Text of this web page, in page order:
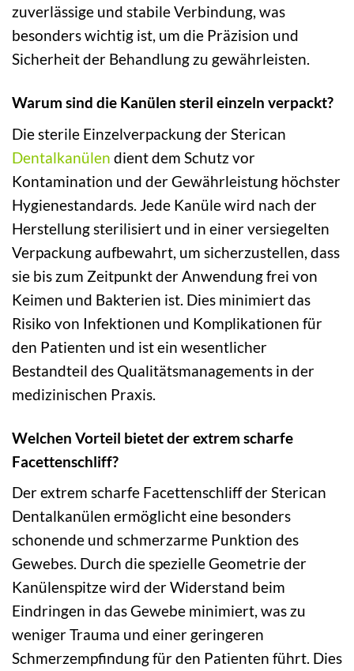
zuverlässige und stabile Verbindung, was
besonders wichtig ist, um die Präzision und
Sicherheit der Behandlung zu gewährleisten.
Warum sind die Kanülen steril einzeln verpackt?
Die sterile Einzelverpackung der Sterican
Dentalkanülen dient dem Schutz vor
Kontamination und der Gewährleistung höchster
Hygienestandards. Jede Kanüle wird nach der
Herstellung sterilisiert und in einer versiegelten
Verpackung aufbewahrt, um sicherzustellen, dass
sie bis zum Zeitpunkt der Anwendung frei von
Keimen und Bakterien ist. Dies minimiert das
Risiko von Infektionen und Komplikationen für
den Patienten und ist ein wesentlicher
Bestandteil des Qualitätsmanagements in der
medizinischen Praxis.
Welchen Vorteil bietet der extrem scharfe
Facettenschliff?
Der extrem scharfe Facettenschliff der Sterican
Dentalkanülen ermöglicht eine besonders
schonende und schmerzarme Punktion des
Gewebes. Durch die spezielle Geometrie der
Kanülenspitze wird der Widerstand beim
Eindringen in das Gewebe minimiert, was zu
weniger Trauma und einer geringeren
Schmerzempfindung für den Patienten führt. Dies